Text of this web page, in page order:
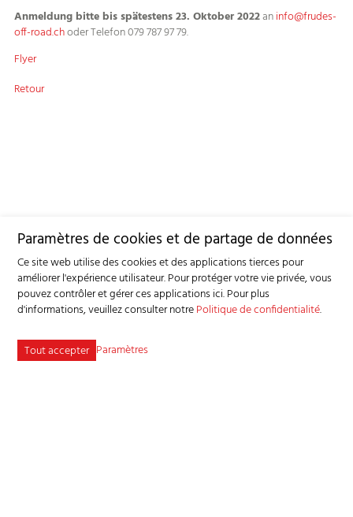
Anmeldung bitte bis spätestens 23. Oktober 2022aninfo frudes-
off-road.choder Telefon 079 787 97 79.
Flyer
Retour
Paramètres de cookies et de partage de données
Ce site web utilise des cookies et des applications tierces pour
améliorer l'expérience utilisateur. Pour protéger votre vie privée, vous
pouvez contrôler et gérer ces applications ici.Pour plus
d'informations, veuillez consulter notrePolitique de confidentialité.
Tout accepter Paramètres